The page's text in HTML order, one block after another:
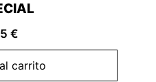
€
carrito